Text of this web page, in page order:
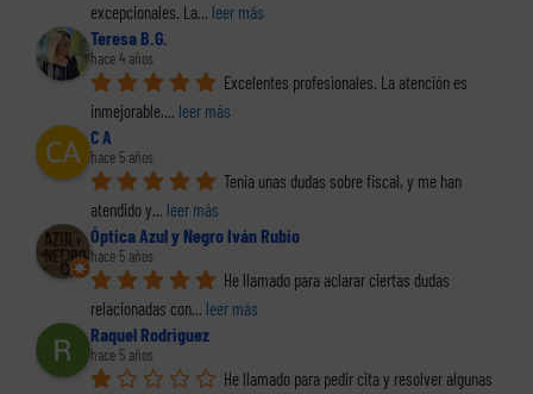
excepcionales. La... leer más
Teresa B.G.
hace 4 años
Excelentes profesionales. La atención es
inmejorable,... leer más
C A
hace 5 años
Tenia unas dudas sobre fiscal, y me han
atendido y... leer más
Óptica Azul y Negro Iván Rubio
hace 5 años
He llamado para aclarar ciertas dudas
relacionadas con... leer más
Raquel Rodriguez
hace 5 años
He llamado para pedir cita y resolver algunas